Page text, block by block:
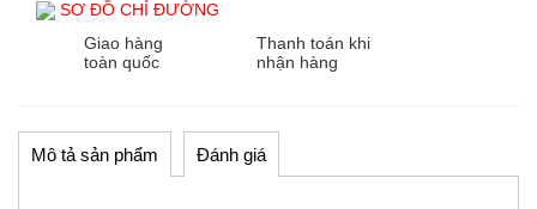
SƠ ĐỒ CHỈ ĐƯỜNG
Giao hàng
toàn quốc
Thanh toán khi
nhận hàng
Mô tả sản phẩm Đánh giá